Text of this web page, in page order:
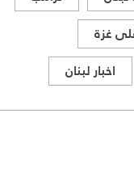
غزة
اخبار لبنان